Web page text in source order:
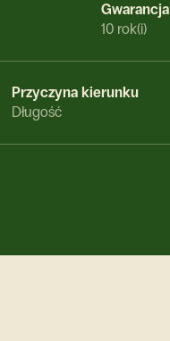
Gwarancja
10 rok(i)
Przyczyna kierunku
Długość